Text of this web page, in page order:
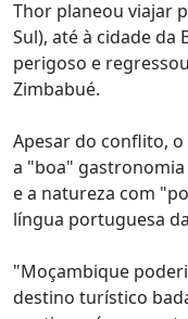
Thor planeou viajar
Sul), até à cidade da
perigoso e
Zimbabué.
Apesar do conflito,
a "boa"
e a natureza com
língua portuguesa
"Moçambique
destino turístico